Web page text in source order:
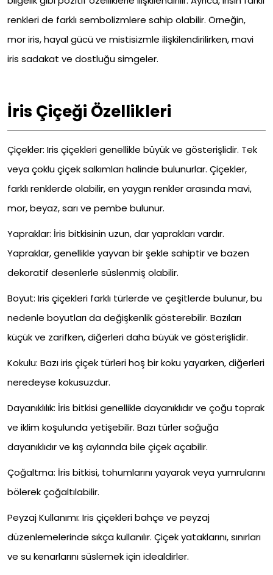
renkleri de farklı sembolizmlere sahip olabilir. Örneğin,
mor iris, hayal gücü ve mistisizmle ilişkilendirilirken, mavi
iris sadakat ve dostluğu simgeler.
İris Çiçeği Özellikleri
Çiçekler: Iris çiçekleri genellikle büyük ve gösterişlidir. Tek
veya çoklu çiçek salkımları halinde bulunurlar. Çiçekler,
farklı renklerde olabilir, en yaygın renkler arasında mavi,
mor, beyaz, sarı ve pembe bulunur.
Yapraklar: İris bitkisinin uzun, dar yaprakları vardır.
Yapraklar, genellikle yayvan bir şekle sahiptir ve bazen
dekoratif desenlerle süslenmiş olabilir.
Boyut: Iris çiçekleri farklı türlerde ve çeşitlerde bulunur, bu
nedenle boyutları da değişkenlik gösterebilir. Bazıları
küçük ve zarifken, diğerleri daha büyük ve gösterişlidir.
Kokulu: Bazı iris çiçek türleri hoş bir koku yayarken, diğerleri
neredeyse kokusuzdur.
Dayanıklılık: İris bitkisi genellikle dayanıklıdır ve çoğu toprak
ve iklim koşulunda yetişebilir. Bazı türler soğuğa
dayanıklıdır ve kış aylarında bile çiçek açabilir.
Çoğaltma: İris bitkisi, tohumlarını yayarak veya yumrularını
bölerek çoğaltılabilir.
Peyzaj Kullanımı: Iris çiçekleri bahçe ve peyzaj
düzenlemelerinde sıkça kullanılır. Çiçek yataklarını, sınırları
ve su kenarlarını süslemek için idealdirler.